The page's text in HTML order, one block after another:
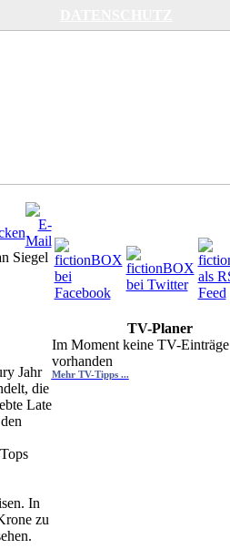
Siegel
Jahr
die
Late
In
zu
TV-Planer
Im Moment keine TV-Einträge
vorhanden
Mehr TV-Tipps ...